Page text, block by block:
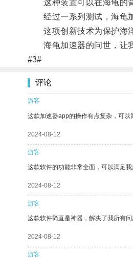
这种装置可以在海龟的背
经过一系列测试，海龟加
这项创新技术为保护海洋
海龟加速器的问世，让我
#3#
评论
游客
这款加速器app的操作有点复杂，可以
2024-08-12
游客
这款软件的功能非常全面，可以满足我
2024-08-12
游客
这款软件简直是神器，解决了我所有问
2024-08-12
游客